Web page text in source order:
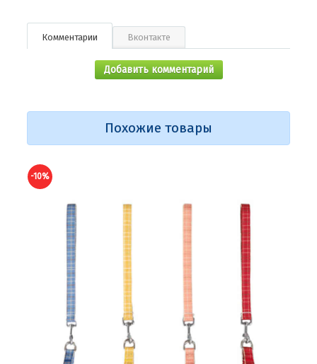
Комментарии Вконтакте
Добавить комментарий
Похожие товары
-10%